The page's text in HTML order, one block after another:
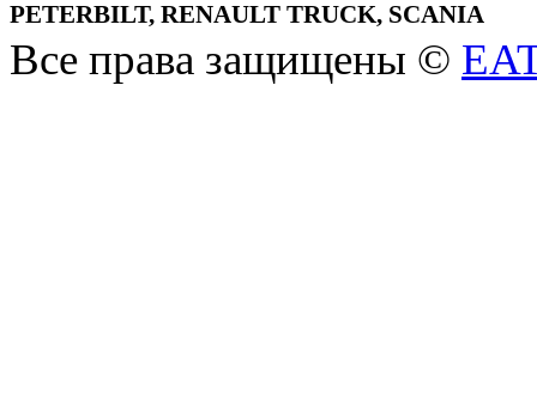
PETERBILT, RENAULT TRUCK, SCANIA
Все права защищены ©